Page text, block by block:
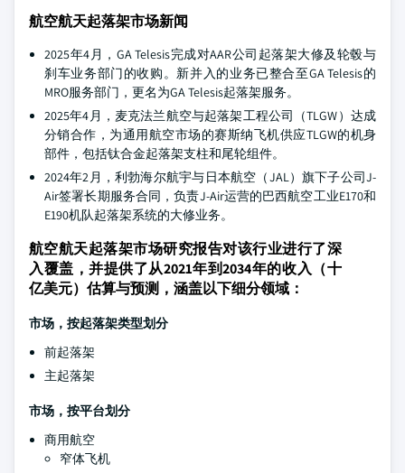
航空航天起落架市场新闻
2025年4月，GA Telesis完成对AAR公司起落架大修及轮毂与
刹车业务部门的收购。新并入的业务已整合至GA Telesis的
MRO服务部门，更名为GA Telesis起落架服务。
2025年4月，麦克法兰航空与起落架工程公司（TLGW）达成
分销合作，为通用航空市场的赛斯纳飞机供应TLGW的机身
部件，包括钛合金起落架支柱和尾轮组件。
2024年2月，利勃海尔航宇与日本航空（JAL）旗下子公司J-
Air签署长期服务合同，负责J-Air运营的巴西航空工业E170和
E190机队起落架系统的大修业务。
航空航天起落架市场研究报告对该行业进行了深
入覆盖，并提供了从2021年到2034年的收入（十
亿美元）估算与预测，涵盖以下细分领域：
市场，按起落架类型划分
前起落架
主起落架
市场，按平台划分
商用航空
窄体飞机